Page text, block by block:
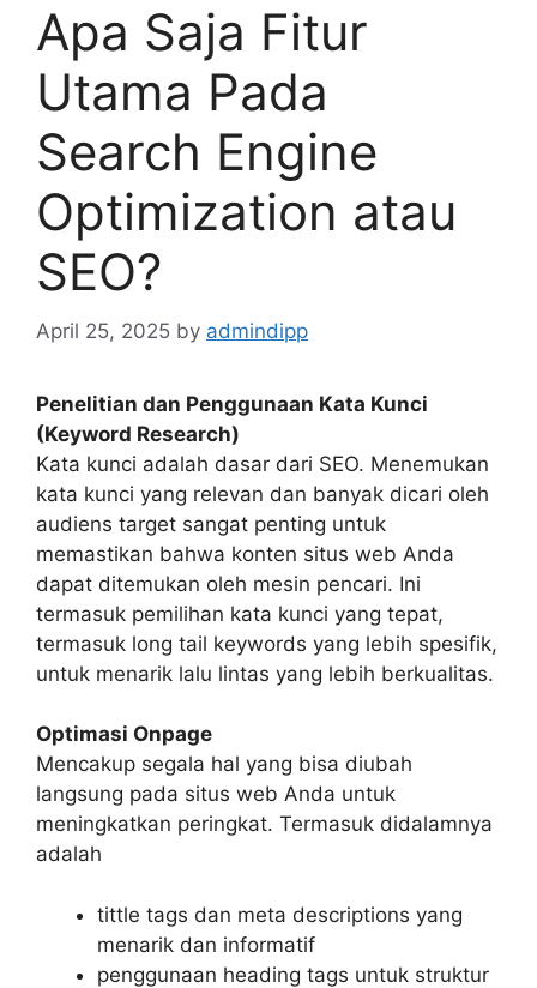
Apa Saja Fitur
Utama Pada
Search Engine
Optimization atau
SEO?
April 25, 2025 by admindipp
Penelitian dan Penggunaan Kata Kunci
(Keyword Research)
Kata kunci adalah dasar dari SEO. Menemukan
kata kunci yang relevan dan banyak dicari oleh
audiens target sangat penting untuk
memastikan bahwa konten situs web Anda
dapat ditemukan oleh mesin pencari. Ini
termasuk pemilihan kata kunci yang tepat,
termasuk long tail keywords yang lebih spesifik,
untuk menarik lalu lintas yang lebih berkualitas.
Optimasi Onpage
Mencakup segala hal yang bisa diubah
langsung pada situs web Anda untuk
meningkatkan peringkat. Termasuk didalamnya
adalah
tittle tags dan meta descriptions yang
menarik dan informatif
penggunaan heading tags untuk struktur